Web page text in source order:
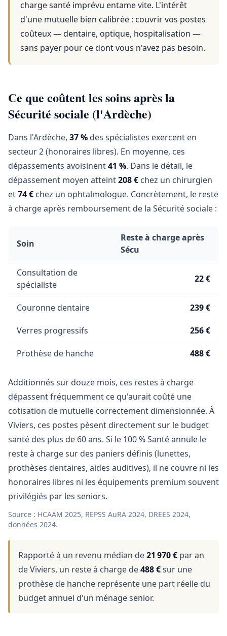
charge santé imprévu entame vite. L'intérêt
d'une mutuelle bien calibrée : couvrir vos postes
coûteux — dentaire, optique, hospitalisation —
sans payer pour ce dont vous n'avez pas besoin.
Ce que coûtent les soins après la
Sécurité sociale (l'Ardèche)
Dans l'Ardèche, 37 % des spécialistes exercent en
secteur 2 (honoraires libres). En moyenne, ces
dépassements avoisinent41 %. Dans le détail, le
dépassement moyen atteint208 € chez un chirurgien
et74 € chez un ophtalmologue. Concrètement, le reste
à charge après remboursement de la Sécurité sociale :
Soin
Reste à charge après
Sécu
Consultation de
spécialiste
22 €
Couronne dentaire 239 €
Verres progressifs 256 €
Prothèse de hanche 488 €
Additionnés sur douze mois, ces restes à charge
dépassent fréquemment ce qu'aurait coûté une
cotisation de mutuelle correctement dimensionnée. À
Viviers, ces postes pèsent directement sur le budget
santé des plus de 60 ans. Si le 100 % Santé annule le
reste à charge sur des paniers définis (lunettes,
prothèses dentaires, aides auditives), il ne couvre ni les
honoraires libres ni les équipements premium souvent
privilégiés par les seniors.
Source : HCAAM 2025, REPSS AuRA 2024, DREES 2024,
données 2024.
Rapporté à un revenu médian de21 970 € par an
de Viviers, un reste à charge de488 €sur une
prothèse de hanche représente une part réelle du
budget annuel d'un ménage senior.